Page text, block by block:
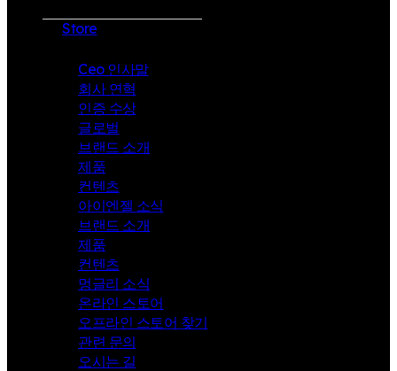
Store
Ceo 인사말
회사 연혁
인증 수상
글로벌
브랜드 소개
제품
컨텐츠
아이엔젤 소식
브랜드 소개
제품
컨텐츠
멍글리 소식
온라인 스토어
오프라인 스토어 찾기
관련 문의
오시는 길